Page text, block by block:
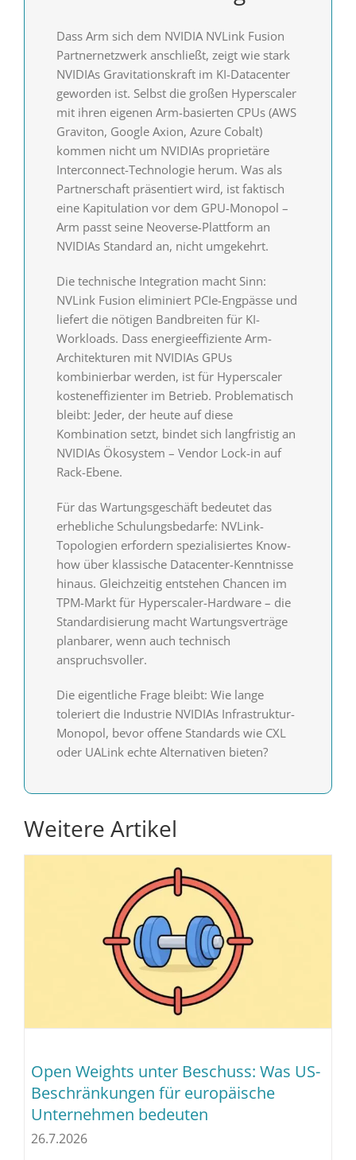
Dass Arm sich dem NVIDIA NVLink Fusion
Partnernetzwerk anschließt, zeigt wie stark
NVIDIAs Gravitationskraft im KI-Datacenter
geworden ist. Selbst die großen Hyperscaler
mit ihren eigenen Arm-basierten CPUs (AWS
Graviton, Google Axion, Azure Cobalt)
kommen nicht um NVIDIAs proprietäre
Interconnect-Technologie herum. Was als
Partnerschaft präsentiert wird, ist faktisch
eine Kapitulation vor dem GPU-Monopol –
Arm passt seine Neoverse-Plattform an
NVIDIAs Standard an, nicht umgekehrt.
Die technische Integration macht Sinn:
NVLink Fusion eliminiert PCIe-Engpässe und
liefert die nötigen Bandbreiten für KI-
Workloads. Dass energieeffiziente Arm-
Architekturen mit NVIDIAs GPUs
kombinierbar werden, ist für Hyperscaler
kosteneffizienter im Betrieb. Problematisch
bleibt: Jeder, der heute auf diese
Kombination setzt, bindet sich langfristig an
NVIDIAs Ökosystem – Vendor Lock-in auf
Rack-Ebene.
Für das Wartungsgeschäft bedeutet das
erhebliche Schulungsbedarfe: NVLink-
Topologien erfordern spezialisiertes Know-
how über klassische Datacenter-Kenntnisse
hinaus. Gleichzeitig entstehen Chancen im
TPM-Markt für Hyperscaler-Hardware – die
Standardisierung macht Wartungsverträge
planbarer, wenn auch technisch
anspruchsvoller.
Die eigentliche Frage bleibt: Wie lange
toleriert die Industrie NVIDIAs Infrastruktur-
Monopol, bevor offene Standards wie CXL
oder UALink echte Alternativen bieten?
Weitere Artikel
Open Weights unter Beschuss: Was US-
Beschränkungen für europäische
Unternehmen bedeuten
26.7.2026